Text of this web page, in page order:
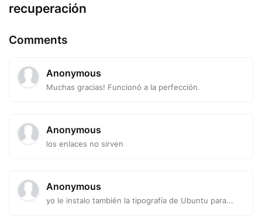
recuperación
Comments
Anonymous
Muchas gracias! Funcionó a la perfección.
Anonymous
los enlaces no sirven
Anonymous
yo le instalo también la tipografía de Ubuntu para...